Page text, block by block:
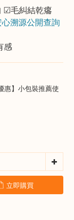
毛糾結乾癟​
溯源公開查詢​
感
惠】小包裝推薦使
立即購買